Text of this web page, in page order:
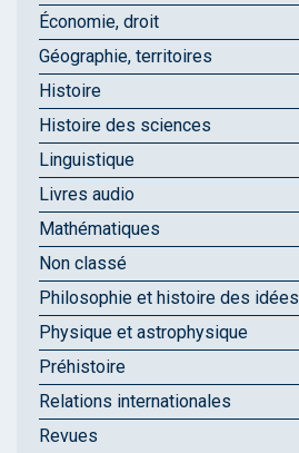
Économie, droit
Géographie, territoires
Histoire
Histoire des sciences
Linguistique
Livres audio
Mathématiques
Non classé
Philosophie et histoire des idées
Physique et astrophysique
Préhistoire
Relations internationales
Revues